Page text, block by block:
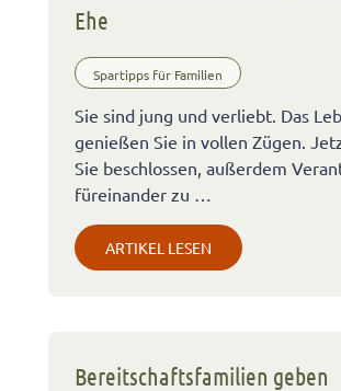
Ehe
Spartipps für Familien
Sie sind jung und verliebt. Das
genießen Sie in vollen Zügen.
Sie beschlossen, außerdem
füreinander zu …
ARTIKEL LESEN
Bereitschaftsfamilien geben